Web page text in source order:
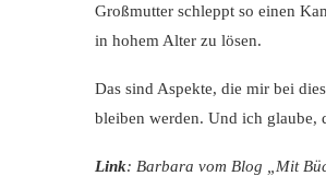
Großmutter schleppt so einen
in hohem Alter zu lösen.
Das sind Aspekte, die mir bei
bleiben werden. Und ich glaube,
Link: Barbara vom Blog „Mit